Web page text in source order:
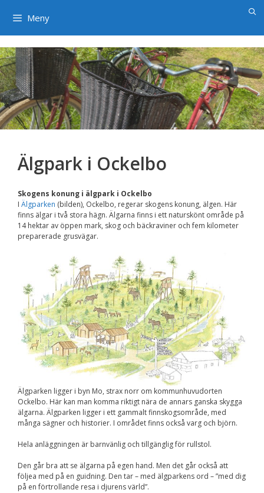
Meny
Älgpark i Ockelbo
Skogens konung i älgpark i Ockelbo
I Älgparken (bilden), Ockelbo, regerar skogens konung, älgen. Här
finns älgar i två stora hägn. Älgarna finns i ett naturskönt område på
14 hektar av öppen mark, skog och bäckraviner och fem kilometer
preparerade grusvägar.
Älgparken ligger i byn Mo, strax norr om kommunhuvudorten
Ockelbo. Här kan man komma riktigt nära de annars ganska skygga
älgarna. Älgparken ligger i ett gammalt finnskogsområde, med
många sägner och historier. I området finns också varg och björn.
Hela anläggningen är barnvänlig och tillgänglig för rullstol.
Den går bra att se älgarna på egen hand. Men det går också att
följea med på en guidning. Den tar – med älgparkens ord – ”med dig
på en förtrollande resa i djurens värld”.
×
Nödvändiga
Dessa kakor går
inte att välja
bort. De behövs
för att
hemsidan över
huvud taget
ska fungera.
Statistik
För att vi ska
kunna
förbättra
hemsidans
och
baserat på
hur
hemsidan